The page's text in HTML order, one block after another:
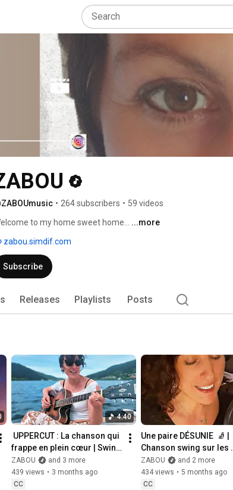
• 264 subscribers • 59 videos
to my home sweet home... ...more
zabou.simdif.com
Subscribe
Releases Playlists Posts
4:40
UPPERCUT : La chanson qui
frappe en plein cœur | Swing
Jazz Français | Zabou
MaZic
ZABOU
and 3 more
439 views • 3 months ago
CC
Une paire DÉSUNIE  🧦 |
Chanson swing sur les
chaussettes perdues |
Zabou (Clip Officiel)
ZABOU
and 2 more
434 views • 5 months ago
CC